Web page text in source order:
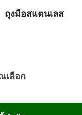
ถุงมือสแตนเลส
เลือก